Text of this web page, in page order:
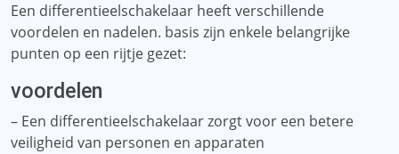
Een differentieelschakelaar heeft verschillende
voordelen en nadelen. basis zijn enkele belangrijke
punten op een rijtje gezet:
voordelen
– Een differentieelschakelaar zorgt voor een betere
veiligheid van personen en apparaten